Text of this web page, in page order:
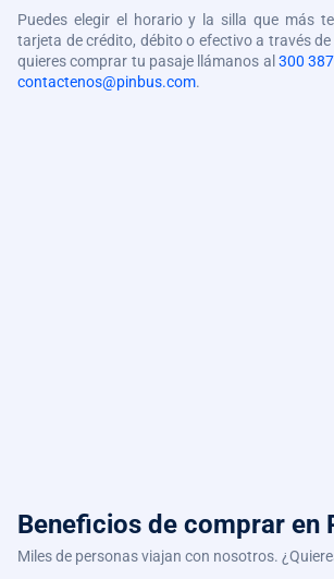
Puedes elegir el horario y la silla que más
tarjeta de crédito, débito o efectivo a través
quieres comprar tu pasaje llámanos al 300
contactenos@pinbus.com.
Beneficios de comprar en
Miles de personas viajan con nosotros.